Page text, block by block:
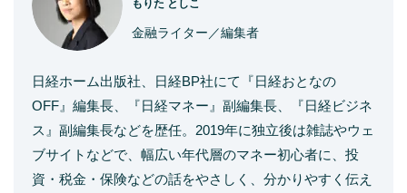
もりた としこ
金融ライター／編集者
日経ホーム出版社、日経BP社にて『日経おとなの
OFF』編集長、『日経マネー』副編集長、『日経ビジネ
ス』副編集長などを歴任。2019年に独立後は雑誌やウェ
ブサイトなどで、幅広い年代層のマネー初心者に、投
資・税金・保険などの話をやさしく、分かりやすく伝え